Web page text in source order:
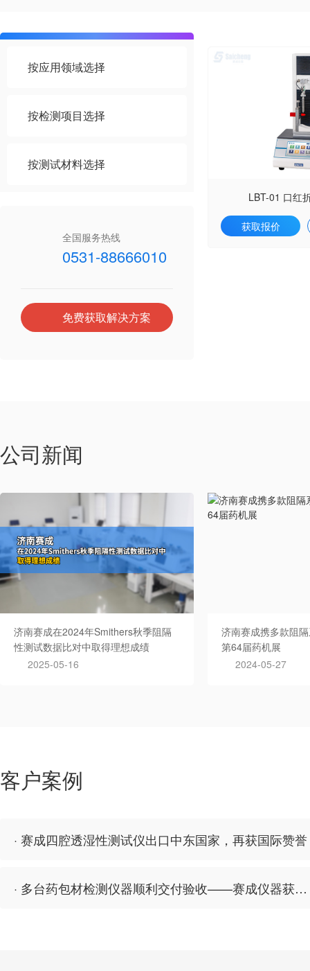
按应用领域选择
按检测项目选择
按测试材料选择
全国服务热线
0531-88666010
免费获取解决方案
LBT-01 口红
获取报价
公司新闻
济南赛成在2024年Smithers秋季阻隔
性测试数据比对中取得理想成绩
2025-05-16
济南赛成携多款阻
第64届药机展
2024-05-27
客户案例
· 赛成四腔透湿性测试仪出口中东国家，再获国际赞誉
· 多台药包材检测仪器顺利交付验收——赛成仪器获得江苏客户认